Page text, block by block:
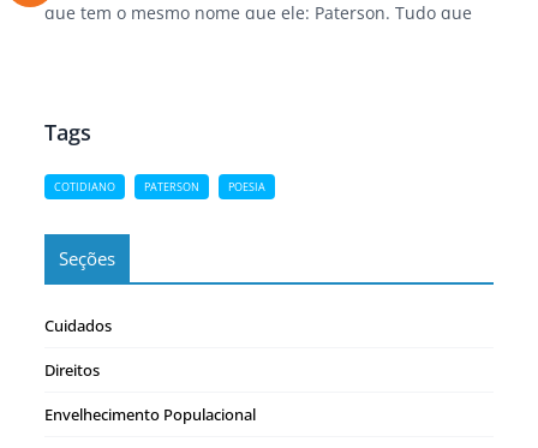
que tem o mesmo nome que ele: Paterson. Tudo que
Tags
COTIDIANO PATERSON POESIA
Seções
Cuidados
Direitos
Envelhecimento Populacional